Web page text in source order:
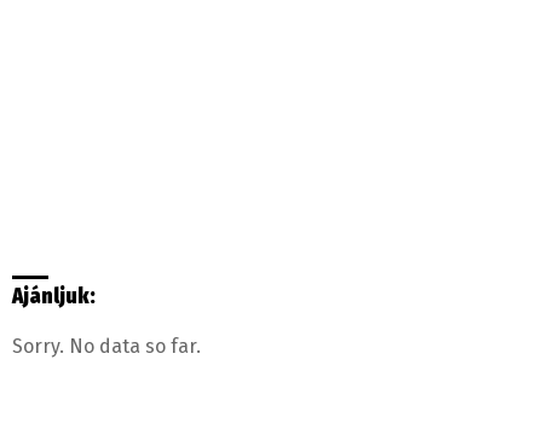
Ajánljuk:
Sorry. No data so far.